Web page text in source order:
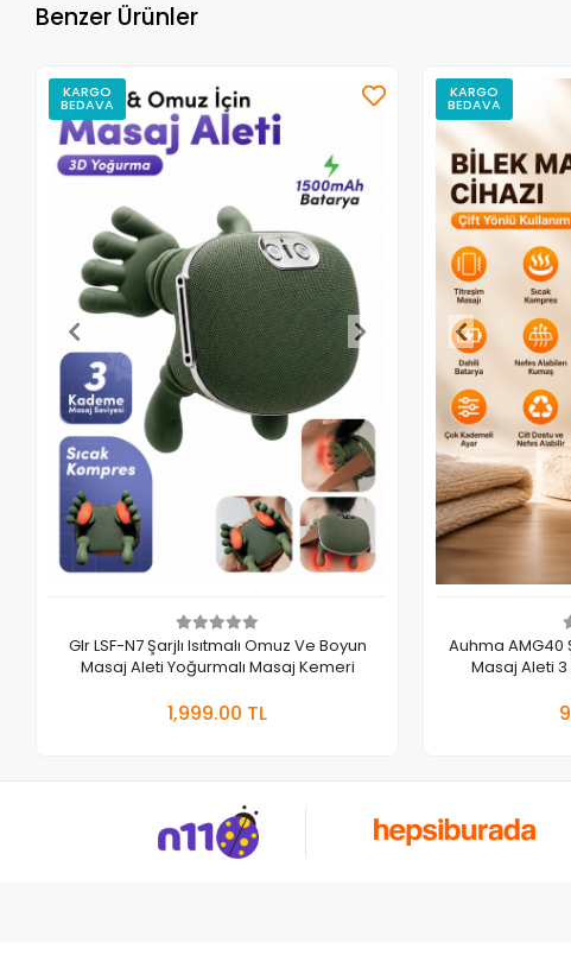
Benzer Ürünler
KARGO
BEDAVA
Glr LSF-N7 Şarjlı Isıtmalı Omuz Ve Boyun
Masaj Aleti Yoğurmalı Masaj Kemeri
1,999.00 TL
KARGO
BEDAVA
Auhma AMG40
Masaj Aleti